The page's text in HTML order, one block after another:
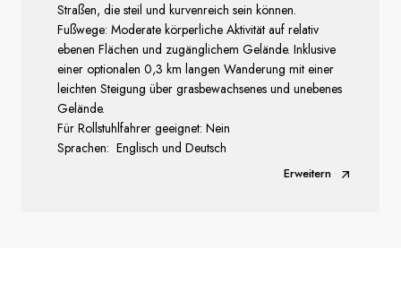
Straßen, die steil und kurvenreich sein können.
Fußwege: Moderate körperliche Aktivität auf relativ
ebenen Flächen und zugänglichem Gelände. Inklusive
einer optionalen 0,3 km langen Wanderung mit einer
leichten Steigung über grasbewachsenes und unebenes
Gelände.
Für Rollstuhlfahrer geeignet: Nein
Sprachen: Englisch und Deutsch
Erweitern